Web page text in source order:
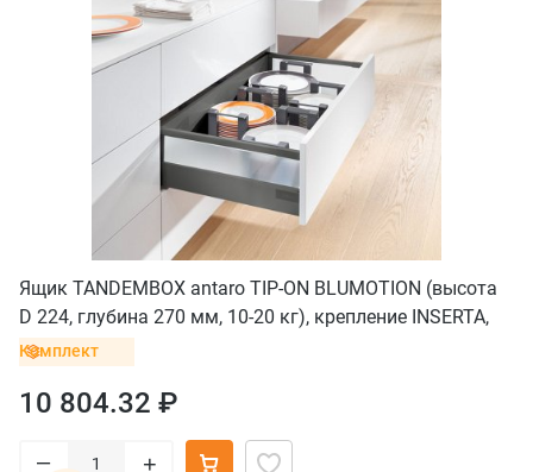
Ящик TANDEMBOX antaro TIP-ON BLUMOTION (высота
D 224, глубина 270 мм, 10-20 кг), крепление INSERTA,
серый орион
Комплект
10 804.32 ₽
– +